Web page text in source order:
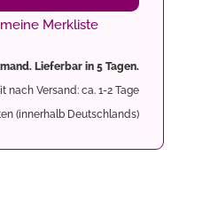
Merkliste
Lieferbar in 5 Tagen.
nach Versand: ca. 1-2 Tage
(innerhalb Deutschlands)